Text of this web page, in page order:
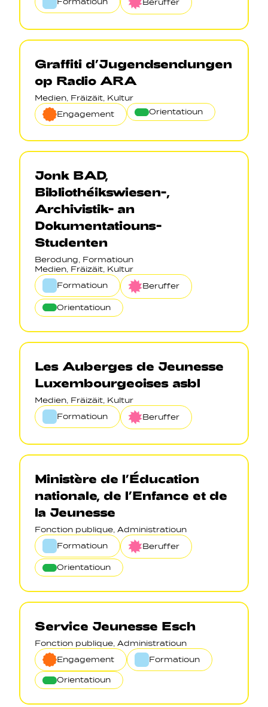
Beruffer
Graffiti d’Jugendsendungen
op Radio ARA
Medien, Fräizäit, Kultur
Engagement
Orientatioun
Jonk BAD,
Bibliothéikswiesen-,
Archivistik- an
Dokumentatiouns-
Studenten
Berodung, Formatioun
Medien, Fräizäit, Kultur
Formatioun
Beruffer
Orientatioun
Les Auberges de Jeunesse
Luxembourgeoises asbl
Medien, Fräizäit, Kultur
Formatioun
Beruffer
Ministère de l’Éducation
nationale, de l’Enfance et de
la Jeunesse
Fonction publique, Administratioun
Formatioun
Beruffer
Orientatioun
Service Jeunesse Esch
Fonction publique, Administratioun
Engagement
Formatioun
Orientatioun